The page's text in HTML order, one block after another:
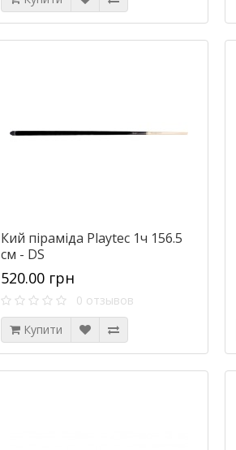
Кий піраміда Playtec 1ч 156.5
см - DS
520.00 грн
0 отзывов
Купити